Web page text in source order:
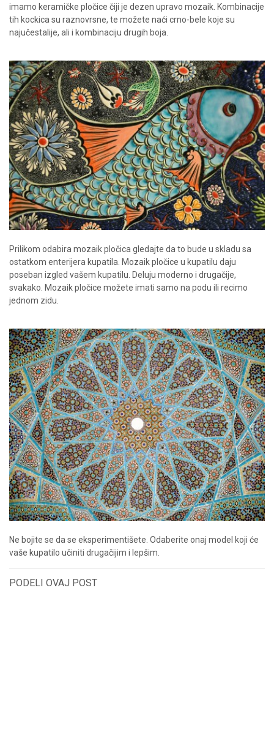
imamo keramičke pločice čiji je dezen upravo mozaik. Kombinacije
tih kockica su raznovrsne, te možete naći crno-bele koje su
najučestalije, ali i kombinaciju drugih boja.
Prilikom odabira mozaik pločica gledajte da to bude u skladu sa
ostatkom enterijera kupatila. Mozaik pločice u kupatilu daju
poseban izgled vašem kupatilu. Deluju moderno i drugačije,
svakako. Mozaik pločice možete imati samo na podu ili recimo
jednom zidu.
Ne bojite se da se eksperimentišete. Odaberite onaj model koji će
vaše kupatilo učiniti drugačijim i lepšim.
PODELI OVAJ POST